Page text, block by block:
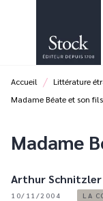
PIED DE PAGE
Accueil / Littérature
Madame Béate et son fils
Madame
Arthur Schnitzler
10/11/2004 LA